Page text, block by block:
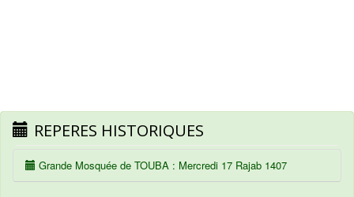
REPERES HISTORIQUES
Grande Mosquée de TOUBA : Mercredi 17 Rajab 1407